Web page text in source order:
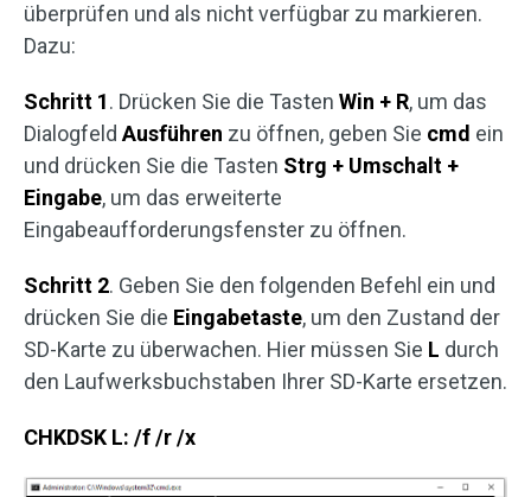
überprüfen und als nicht verfügbar zu markieren.
Dazu:
Schritt 1. Drücken Sie die Tasten Win + R, um das
DialogfeldAusführen zu öffnen, geben Sie cmd ein
und drücken Sie die Tasten Strg + Umschalt +
Eingabe, um das erweiterte
Eingabeaufforderungsfenster zu öffnen.
Schritt 2. Geben Sie den folgenden Befehl ein und
drücken Sie die Eingabetaste, um den Zustand der
SD-Karte zu überwachen. Hier müssen Sie L durch
den Laufwerksbuchstaben Ihrer SD-Karte ersetzen.
CHKDSK L: /f /r /x